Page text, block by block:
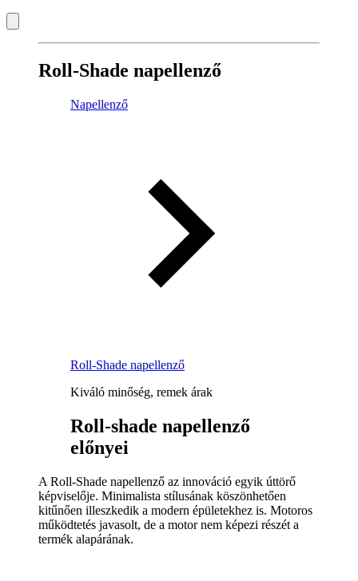
Roll-Shade napellenző
Napellenző
Roll-Shade napellenző
Kiváló minőség, remek árak
Roll-shade napellenző
előnyei
A Roll-Shade napellenző az innováció egyik úttörő
képviselője. Minimalista stílusának köszönhetően
kitűnően illeszkedik a modern épületekhez is. Motoros
működtetés javasolt, de a motor nem képezi részét a
termék alapárának.